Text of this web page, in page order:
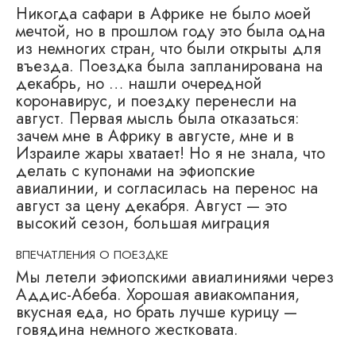
Никогда сафари в Африке не было моей
мечтой, но в прошлом году это была одна
из немногих стран, что были открыты для
въезда. Поездка была запланирована на
декабрь, но … нашли очередной
коронавирус, и поездку перенесли на
август. Первая мысль была отказаться:
зачем мне в Африку в августе, мне и в
Израиле жары хватает! Но я не знала, что
делать с купонами на эфиопские
авиалинии, и согласилась на перенос на
август за цену декабря. Август — это
высокий сезон, большая миграция
ВПЕЧАТЛЕНИЯ О ПОЕЗДКЕ
Мы летели эфиопскими авиалиниями через
Аддис-Абеба. Хорошая авиакомпания,
вкусная еда, но брать лучше курицу —
говядина немного жестковата.